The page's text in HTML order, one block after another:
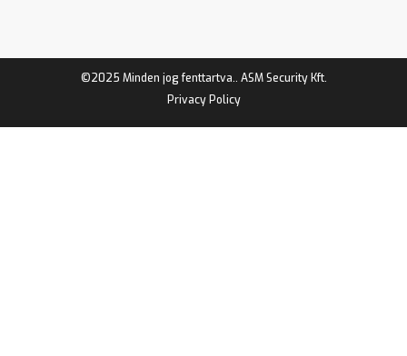
©2025 Minden jog fenttartva.. ASM Security Kft.
Privacy Policy